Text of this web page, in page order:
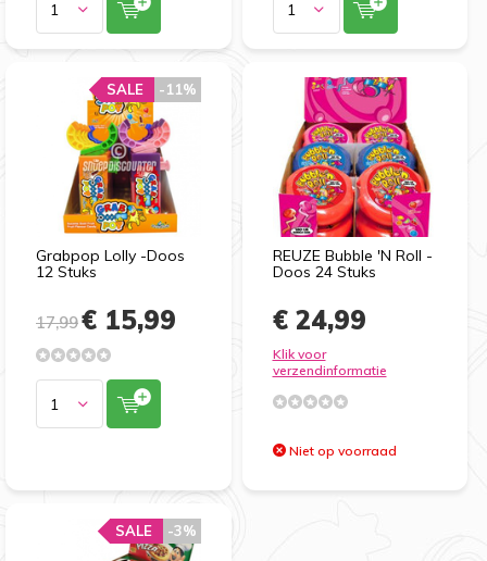
Grabpop Lolly -Doos
12 Stuks
-11%
SALE
17,99€ 15,99
REUZE Bubble 'N Roll -
Doos 24 Stuks
€ 24,99
Klik voor
verzendinformatie
Niet op voorraad
-3%
SALE